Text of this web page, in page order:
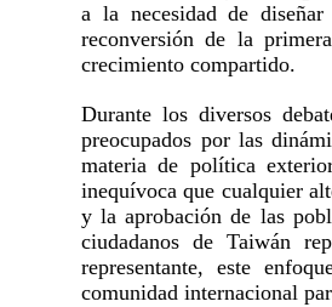
a la necesidad de
reconversión de la
crecimiento compartido.
Durante los diversos
preocupados por las
materia de política
inequívoca que cualquier
y la aprobación de las
ciudadanos de Taiwán
representante, este
comunidad internacional